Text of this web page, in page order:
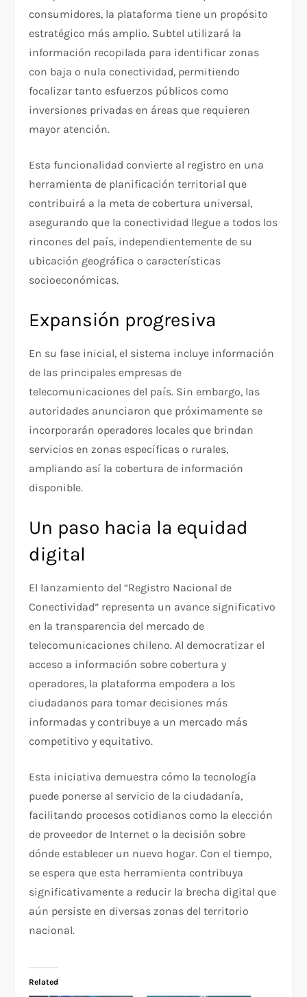
consumidores, la plataforma tiene un propósito
estratégico más amplio. Subtel utilizará la
información recopilada para identificar zonas
con baja o nula conectividad, permitiendo
focalizar tanto esfuerzos públicos como
inversiones privadas en áreas que requieren
mayor atención.
Esta funcionalidad convierte al registro en una
herramienta de planificación territorial que
contribuirá a la meta de cobertura universal,
asegurando que la conectividad llegue a todos los
rincones del país, independientemente de su
ubicación geográfica o características
socioeconómicas.
Expansión progresiva
En su fase inicial, el sistema incluye información
de las principales empresas de
telecomunicaciones del país. Sin embargo, las
autoridades anunciaron que próximamente se
incorporarán operadores locales que brindan
servicios en zonas específicas o rurales,
ampliando así la cobertura de información
disponible.
Un paso hacia la equidad
digital
El lanzamiento del “Registro Nacional de
Conectividad” representa un avance significativo
en la transparencia del mercado de
telecomunicaciones chileno. Al democratizar el
acceso a información sobre cobertura y
operadores, la plataforma empodera a los
ciudadanos para tomar decisiones más
informadas y contribuye a un mercado más
competitivo y equitativo.
Esta iniciativa demuestra cómo la tecnología
puede ponerse al servicio de la ciudadanía,
facilitando procesos cotidianos como la elección
de proveedor de Internet o la decisión sobre
dónde establecer un nuevo hogar. Con el tiempo,
se espera que esta herramienta contribuya
significativamente a reducir la brecha digital que
aún persiste en diversas zonas del territorio
nacional.
Related